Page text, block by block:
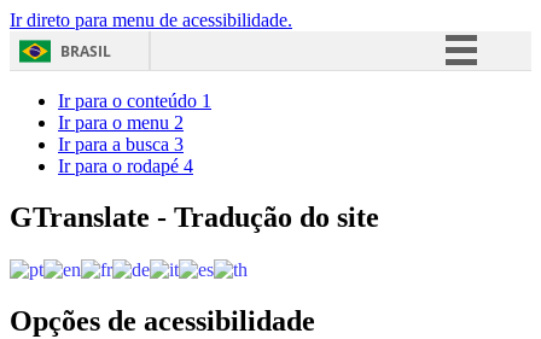
Ir direto para menu de acessibilidade.
BRASIL
Acesso à informação
Ir para o conteúdo 1
Ir para o menu 2
Ir para a busca 3
Ir para o rodapé 4
GTranslate - Tradução do site
Opções de acessibilidade